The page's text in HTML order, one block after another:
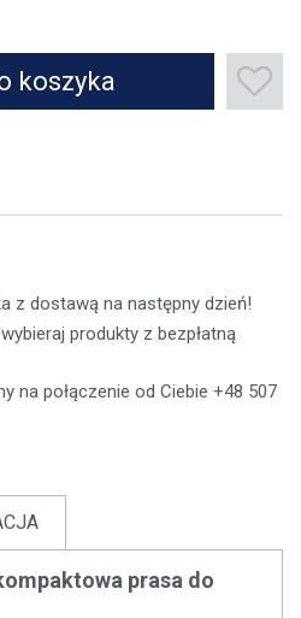
koszyka
z dostawą na następny dzień!
produkty z bezpłatną
na połączenie od Ciebie +48 507
prasa do